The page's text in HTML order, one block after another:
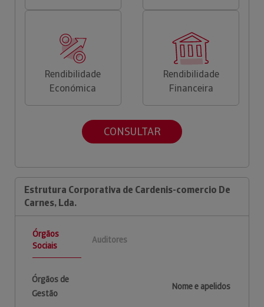
Rendibilidade
Económica
Rendibilidade
Financeira
CONSULTAR
Estrutura Corporativa de Cardenis-comercio De
Carnes, Lda.
Órgãos
Sociais
Auditores
Órgãos de
Gestão
Nome e apelidos